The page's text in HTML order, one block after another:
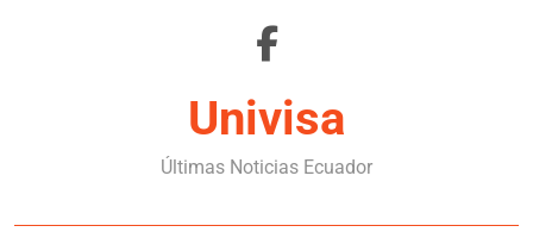
Univisa
Últimas Noticias Ecuador